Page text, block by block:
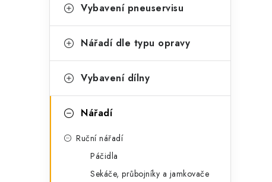
e
o
i
Vybavení pneuservisu
Nářadí dle typu opravy
Vybavení dílny
Nářadí
Ruční nářadí
Páčidla
Sekáče, průbojníky a jamkovače